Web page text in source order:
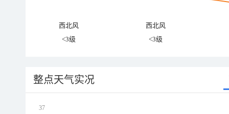
西北风
西北风
<3级
<3级
整点天气实况
37